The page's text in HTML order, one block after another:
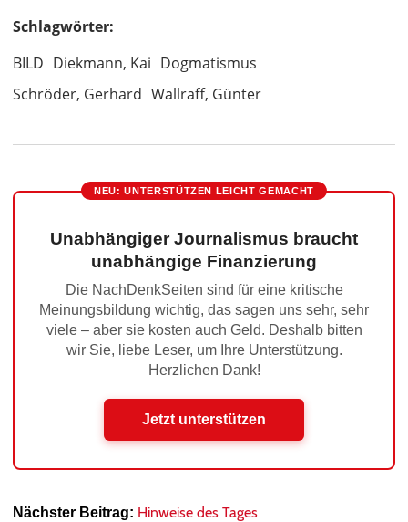
Schlagwörter:
BILD Diekmann, Kai Dogmatismus
Schröder, Gerhard Wallraff, Günter
NEU: UNTERSTÜTZEN LEICHT GEMACHT
Unabhängiger Journalismus braucht
unabhängige Finanzierung
Die NachDenkSeiten sind für eine kritische
Meinungsbildung wichtig, das sagen uns sehr, sehr
viele – aber sie kosten auch Geld. Deshalb bitten
wir Sie, liebe Leser, um Ihre Unterstützung.
Herzlichen Dank!
Jetzt unterstützen
Nächster Beitrag: Hinweise des Tages